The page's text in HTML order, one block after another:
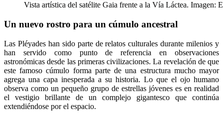
Vista artística del satélite Gaia frente a la Vía Láctea.
Un nuevo rostro para un cúmulo ancestral
Las Pléyades han sido parte de relatos culturales durante milenios y
han servido como punto de referencia en observaciones
astronómicas desde las primeras civilizaciones. La revelación de que
este famoso cúmulo forma parte de una estructura mucho mayor
agrega una capa inesperada a su historia. Lo que el ojo humano
observa como un pequeño grupo de estrellas jóvenes es en realidad
el vestigio brillante de un complejo gigantesco que continúa
extendiéndose por el espacio.